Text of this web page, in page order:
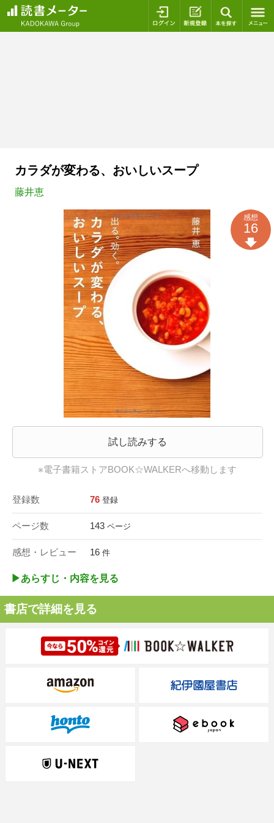
ログイン 新規登録
カラダが変わる、おいしいスープ
藤井恵
試し読みする
※電子書籍ストアBOOK☆WALKERへ移動します
登録数 76 登録
ページ数 143 ページ
感想・レビュー 16 件
感想
16
▶︎あらすじ・内容を見る
書店で詳細を見る